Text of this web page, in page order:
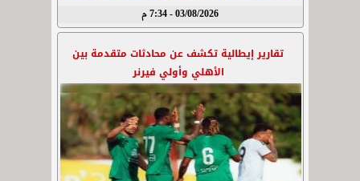
03/08/2026 - 7:34 م
تقارير إيطالية تكشف عن محادثات متقدمة بين
الأهلي وأولي فيرنر